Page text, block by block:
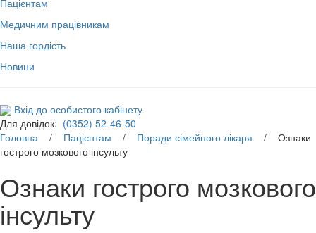
Медичним працівникам
Наша гордість
Новини
Вхід до особистого кабінету
Для довідок: (0352) 52-46-50
Головна / Пацієнтам / Поради сімейного лікаря / Ознаки
гострого мозкового інсульту
Ознаки гострого мозкового
інсульту